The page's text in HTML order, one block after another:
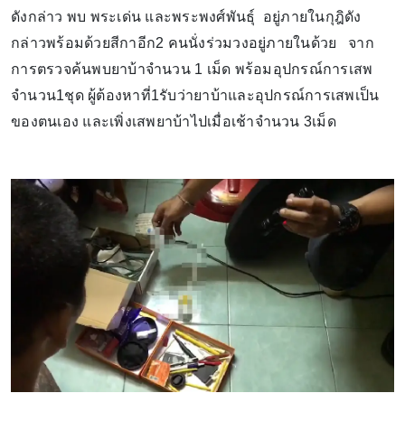
ดังกล่าว พบ พระเด่น และพระพงศ์พันธุ์ อยู่ภายในกุฎิดัง
กล่าวพร้อมด้วยสีกาอีก2 คนนั่งร่วมวงอยู่ภายในด้วย จาก
การตรวจค้นพบยาบ้าจำนวน 1 เม็ด พร้อมอุปกรณ์การเสพ
จำนวน1ชุด ผู้ต้องหาที่1รับว่ายาบ้าและอุปกรณ์การเสพเป็น
ของตนเอง และเพิ่งเสพยาบ้าไปเมื่อเช้าจำนวน 3เม็ด